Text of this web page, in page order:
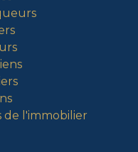
de l'immobilier